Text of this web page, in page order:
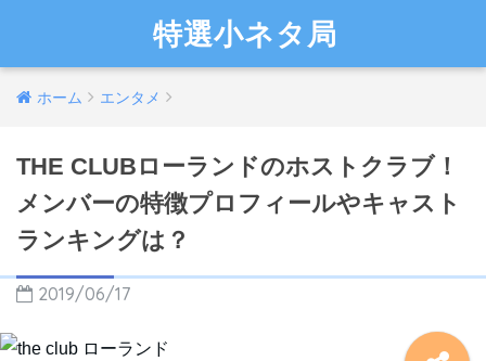
特選小ネタ局
ホーム エンタメ
THE CLUBローランドのホストクラブ！
メンバーの特徴プロフィールやキャスト
ランキングは？
2019/06/17